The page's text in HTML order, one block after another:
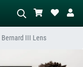
Bernard III Lens